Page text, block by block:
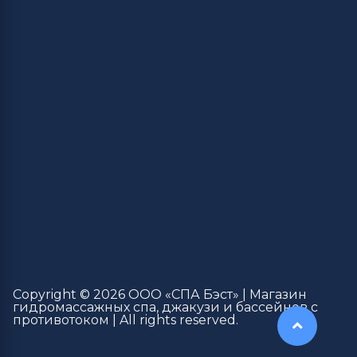
Copyright © 2026 ООО «СПА Бэст» | Магазин
гидромассажных спа, джакузи и бассейнов с
противотоком | All rights reserved.